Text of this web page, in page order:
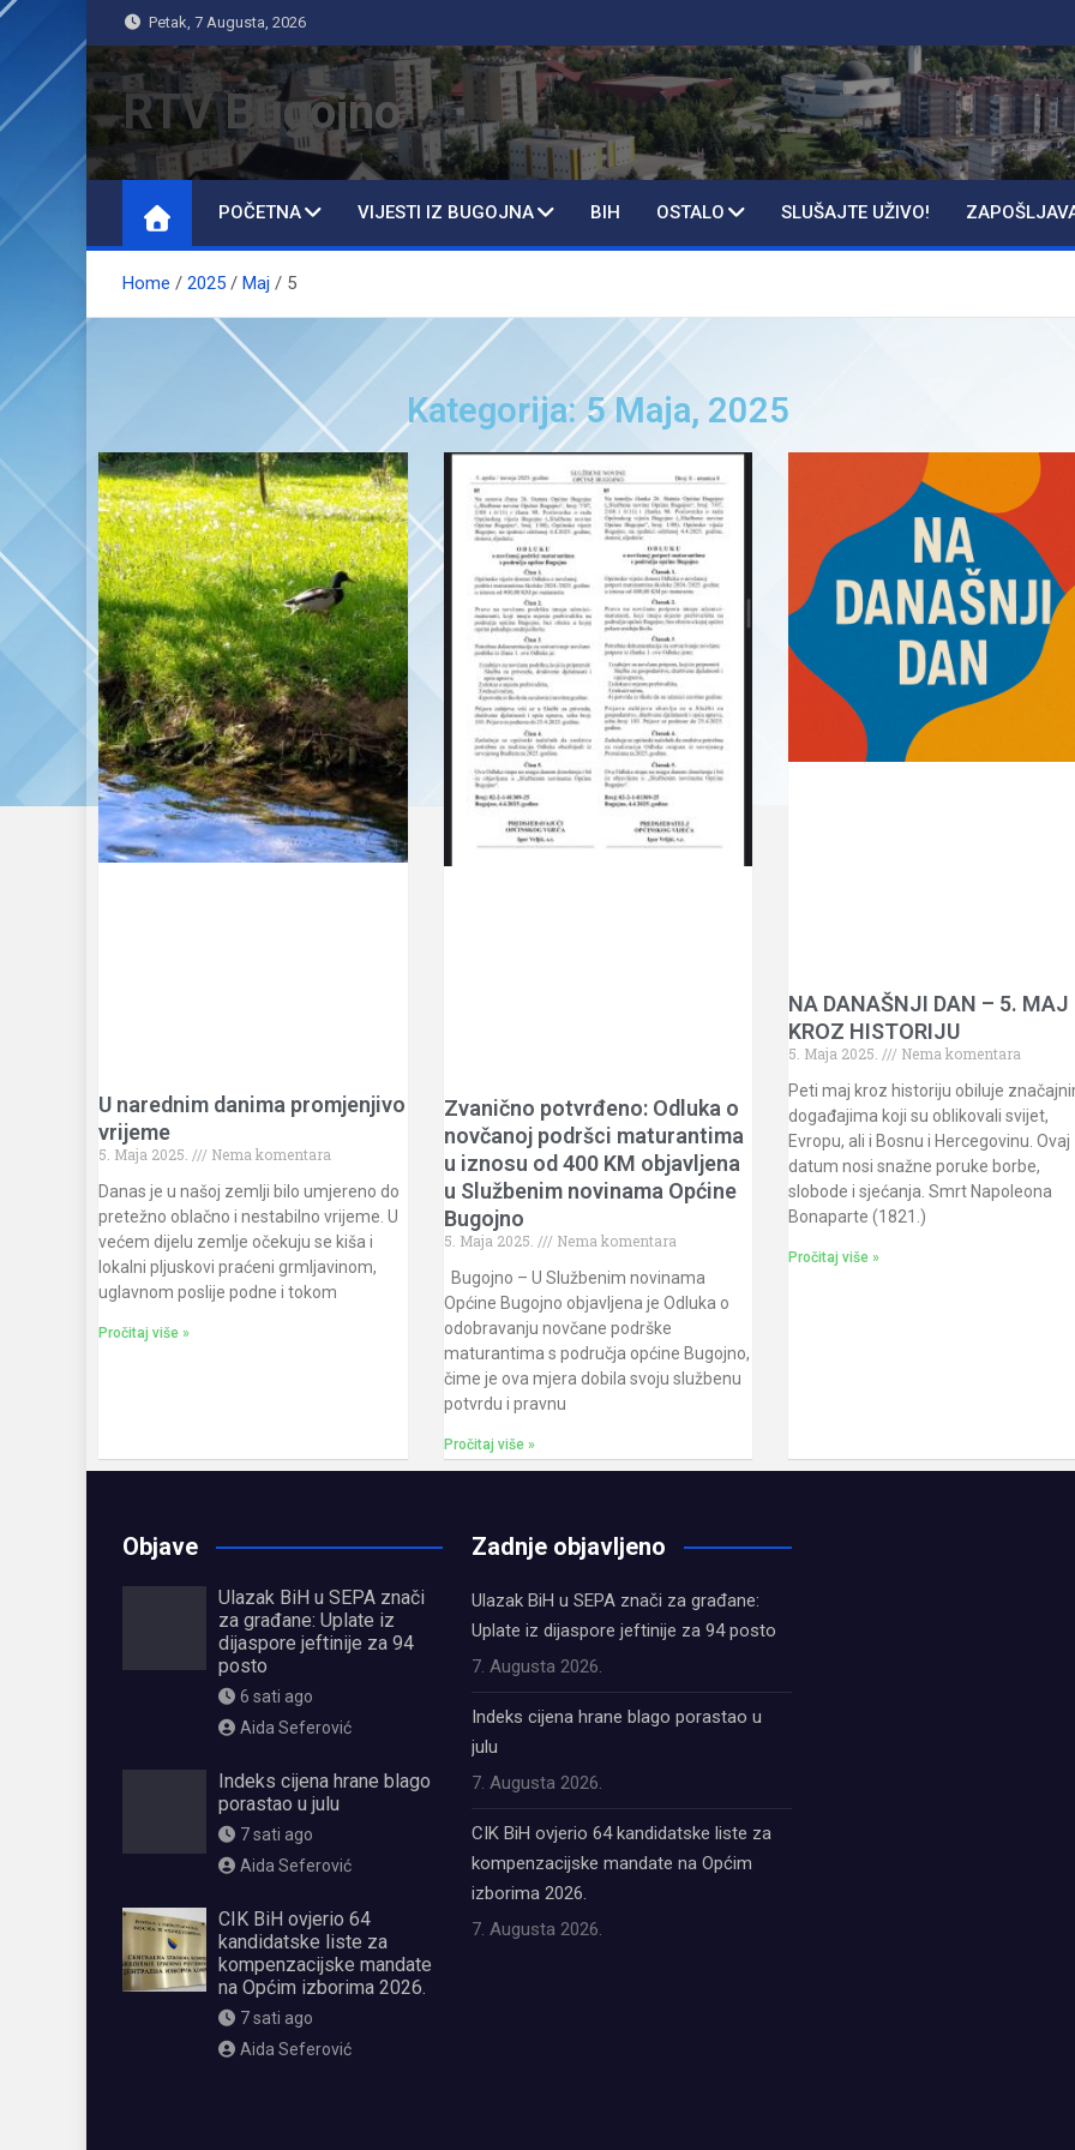
Petak, 7 Augusta, 2026
RTV Bugojno
POČETNA VIJESTI IZ BUGOJNA BIH OSTALO SLUŠAJTE UŽIVO!
Home 2025 Maj 5
Kategorija: 5 Maja, 2025
U narednim danima promjenjivo
vrijeme
5. Maja 2025.
Nema komentara
Danas je u našoj zemlji bilo umjereno do
pretežno oblačno i nestabilno vrijeme. U
većem dijelu zemlje očekuju se kiša i
lokalni pljuskovi praćeni grmljavinom,
uglavnom poslije podne i tokom
Pročitaj više »
Zvanično potvrđeno: Odluka o
novčanoj podršci maturantima
u iznosu od 400 KM objavljena
u Službenim novinama Općine
Bugojno
5. Maja 2025.
Nema komentara
Bugojno – U Službenim novinama
Općine Bugojno objavljena je Odluka o
odobravanju novčane podrške
maturantima s područja općine Bugojno,
čime je ova mjera dobila svoju službenu
potvrdu i pravnu
Pročitaj više »
NA DANAŠNJI DAN – 5. MAJ
KROZ HISTORIJU
5. Maja 2025.
Nema komentara
Peti maj kroz historiju obiluje
događajima koji su oblikovali svijet,
Evropu, ali i Bosnu i Hercegovinu. Ovaj
datum nosi snažne poruke borbe,
slobode i sjećanja. Smrt Napoleona
Bonaparte (1821.)
Pročitaj više »
Objave
Ulazak BiH u SEPA znači
za građane: Uplate iz
dijaspore jeftinije za 94
posto
6 sati ago
Aida Seferović
Indeks cijena hrane blago
porastao u julu
7 sati ago
Aida Seferović
CIK BiH ovjerio 64
kandidatske liste za
kompenzacijske mandate
na Općim izborima 2026.
7 sati ago
Aida Seferović
Zadnje objavljeno
Ulazak BiH u SEPA znači za građane:
Uplate iz dijaspore jeftinije za 94 posto
7. Augusta 2026.
Indeks cijena hrane blago porastao u
julu
7. Augusta 2026.
CIK BiH ovjerio 64 kandidatske liste za
kompenzacijske mandate na Općim
izborima 2026.
7. Augusta 2026.